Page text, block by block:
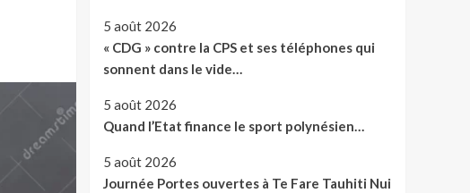
5 août 2026
« CDG » contre la CPS et ses téléphones qui
sonnent dans le vide…
5 août 2026
Quand l’Etat finance le sport polynésien…
5 août 2026
Journée Portes ouvertes à Te Fare Tauhiti Nui